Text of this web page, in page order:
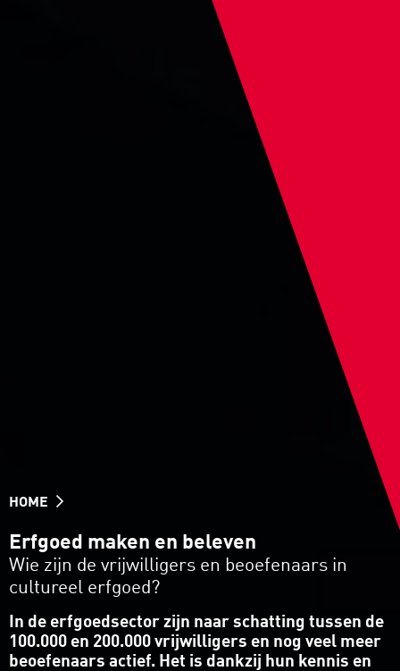
HOME
Erfgoed maken en beleven
Wie zijn de vrijwilligers en beoefenaars in
cultureel erfgoed?
In de erfgoedsector zijn naar schatting tussen de
100.000 en 200.000 vrijwilligers en nog veel meer
beoefenaars actief. Het is dankzij hun kennis en